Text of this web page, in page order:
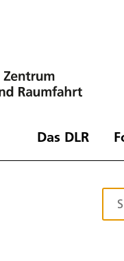
Das DLR